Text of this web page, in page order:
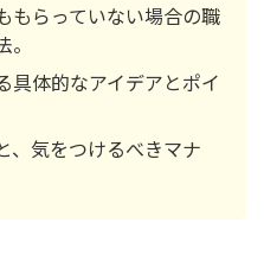
もらっていない場合の職
具体的なアイデアとポイ
、気をつけるべきマナ